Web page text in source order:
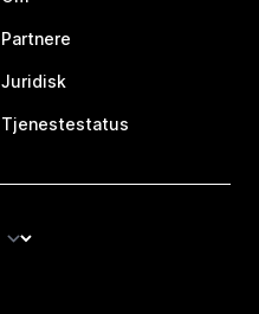
Partnere
Juridisk
Tjenestestatus